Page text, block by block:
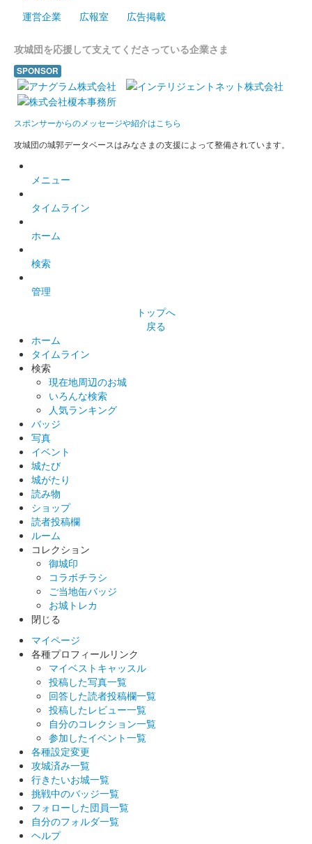
配布終了
4年3月21日（月・祝）に開催の「ニッポン城めぐり」×「リョー
マの休日キャンペーン」コラボ企画第2弾「土佐城さんぽ 御城印
ラリー」にて配布……
墨城印 高知城
高知城 御城印
配布終了
令和元年6月27日（木）から令和2年2月2日（日）に開催された
〈「ニッポン城めぐり」×「リョーマの休日〜自然＆体験キャン
ペーン〜」土佐の城 御城印ラリー！〉にて高知県内7か所の全ス
ポットをクリアすると……
高知城 御城印
配布終了
令和元年6月27日（木）から令和2年2月2日（日）に開催された
〈「ニッポン城めぐり」×「リョーマの休日〜自然＆体験キャン
ペーン〜」土佐の城 御城印ラリー！〉にて高知県内7か所の全ス
ポットをクリアすると……
高知城 御城印
運営企業
広報室 広告掲載
攻城団を応援して支えてくださっている企業さま
SPONSOR
スポンサーからのメッセージや紹介はこちら
攻城団の城郭データベースはみなさまの支援によって整備されています。
メニュー
タイムライン
ホーム
検索
管理
トップへ
戻る
ホーム
タイムライン
検索
現在地周辺のお城
いろんな検索
人気ランキング
バッジ
写真
イベント
城たび
城がたり
読み物
ショップ
読者投稿欄
ルーム
コレクション
御城印
コラボチラシ
ご当地缶バッジ
お城トレカ
閉じる
マイページ
各種プロフィールリンク
マイベストキャッスル
投稿した写真一覧
回答した読者投稿欄一覧
投稿したレビュー一覧
自分のコレクション一覧
参加したイベント一覧
各種設定変更
攻城済み一覧
行きたいお城一覧
挑戦中のバッジ一覧
フォローした団員一覧
自分のフォルダ一覧
ヘルプ